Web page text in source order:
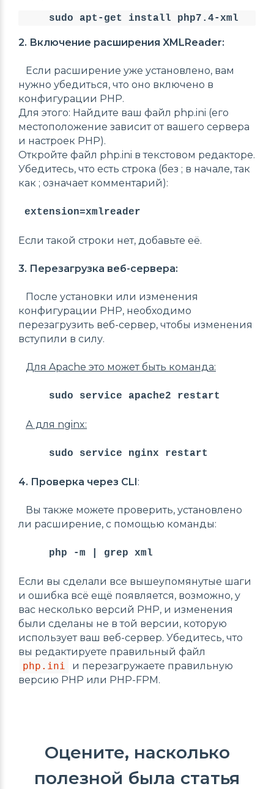
sudo apt-get install php7.4-xml
2. Включение расширения XMLReader:
Если расширение уже установлено, вам
нужно убедиться, что оно включено в
конфигурации PHP.
Для этого: Найдите ваш файл php.ini (его
местоположение зависит от вашего сервера
и настроек PHP).
Откройте файл php.ini в текстовом редакторе.
Убедитесь, что есть строка (без ; в начале, так
как ; означает комментарий):
extension=xmlreader
Если такой строки нет, добавьте её.
3. Перезагрузка веб-сервера:
После установки или изменения
конфигурации PHP, необходимо
перезагрузить веб-сервер, чтобы изменения
вступили в силу.
Для Apache это может быть команда:
sudo service apache2 restart
А для nginx:
sudo service nginx restart
4. Проверка через CLI:
Вы также можете проверить, установлено
ли расширение, с помощью команды:
php -m | grep xml
Если вы сделали все вышеупомянутые шаги
и ошибка всё ещё появляется, возможно, у
вас несколько версий PHP, и изменения
были сделаны не в той версии, которую
использует ваш веб-сервер. Убедитесь, что
вы редактируете правильный файл
php.ini
и перезагружаете правильную
версию PHP или PHP-FPM.
Оцените, насколько
полезной была статья